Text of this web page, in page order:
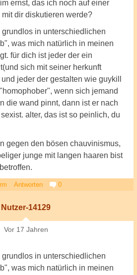
ernst, das ich noch auf einer
dir diskutieren werde?
in unterschiedlichen
was mich natürlich in meinen
für dich ist jeder der ein
sich mit seiner herkunft
jeder der gestalten wie guykill
wenn sich jemand
die wand pinnt, dann ist er nach
alter, das ist so peinlich, du
gegen den bösen chauvinismus,
junge mit langen haaren bist
Antworten 0
Nutzer-14129
Vor 17 Jahren
in unterschiedlichen
was mich natürlich in meinen